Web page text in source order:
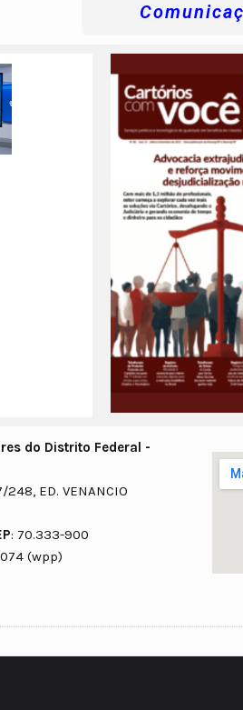
do Distrito Federal -
248, ED. VENANCIO
: 70.333-900
98625-2074 (wpp)